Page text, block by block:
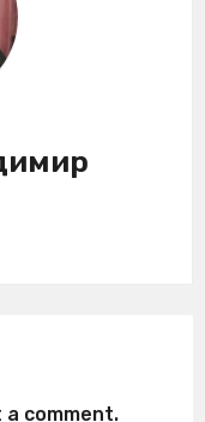
comment.